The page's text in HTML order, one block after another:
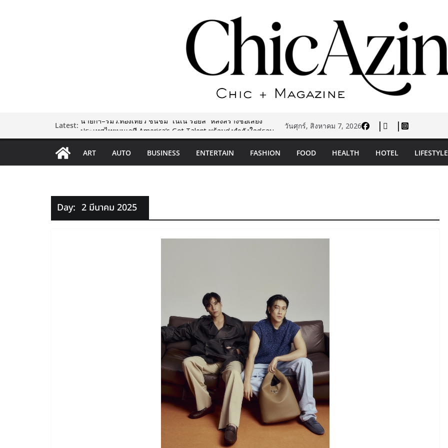
Latest: นายกฯ–รมว.ท่องเที่ยว ชื่นชม “เนเน่ รอยัล” หลังสร้างชื่อเสียง
รมว.ท่องเที่ยวฯ – ผู้ว่าฯ ททท. ลุยเบลเยียม ถก Tomorrowland
ยืนยันพร้อมจัดเทศกาลดนตรีระดับโลกครั้งแรกในเอเชียที่ชลบุรี
จากคลินิกความงาม สู่ศูนย์เวชศาสตร์เมตาบอลิกระดับภูมิภาค โดย
ทีมแพทย์ผู้เชี่ยวชาญ
วันศุกร์, สิงหาคม 7, 2026
ART AUTO BUSINESS ENTERTAIN FASHION FOOD HEALTH HOTEL LIFESTYLE
Day: 2 มีนาคม 2025